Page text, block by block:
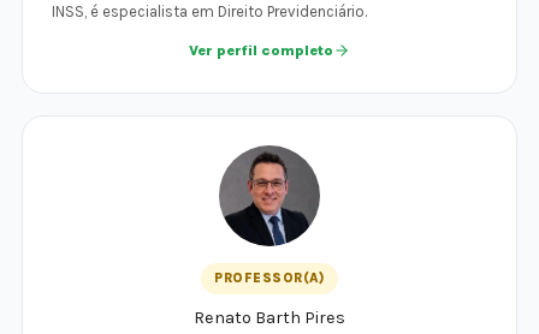
INSS, é especialista em Direito Previdenciário.
Ver perfil completo
PROFESSOR(A)
Renato Barth Pires